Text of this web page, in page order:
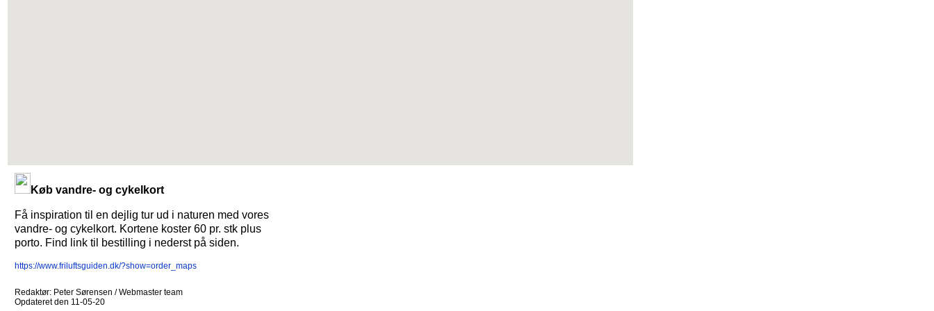
Køb vandre- og cykelkort
Få inspiration til en dejlig tur ud i naturen med vores
vandre- og cykelkort. Kortene koster 60 pr. stk plus
porto. Find link til bestilling i nederst på siden.
https://www.friluftsguiden.dk/?show=order_maps
Redaktør: Peter Sørensen / Webmaster team
Opdateret den 11-05-20